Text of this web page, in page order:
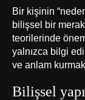
Bir kişinin
bilişsel bir
teorilerinde
yalnızca bilgi
ve anlam
Bilişsel